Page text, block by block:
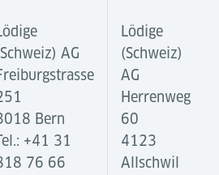
AG
Bern
+41 31
76 66
Lödige
(Schweiz)
AG
Herrenweg
60
4123
Allschwil